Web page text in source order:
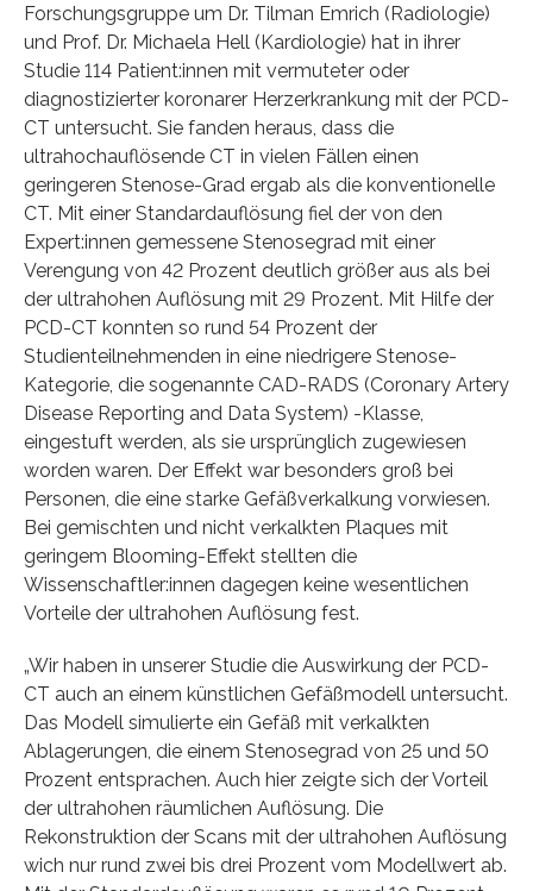
Forschungsgruppe um Dr. Tilman Emrich (Radiologie)
und Prof. Dr. Michaela Hell (Kardiologie) hat in ihrer
Studie 114 Patient:innen mit vermuteter oder
diagnostizierter koronarer Herzerkrankung mit der PCD-
CT untersucht. Sie fanden heraus, dass die
ultrahochauflösende CT in vielen Fällen einen
geringeren Stenose-Grad ergab als die konventionelle
CT. Mit einer Standardauflösung fiel der von den
Expert:innen gemessene Stenosegrad mit einer
Verengung von 42 Prozent deutlich größer aus als bei
der ultrahohen Auflösung mit 29 Prozent. Mit Hilfe der
PCD-CT konnten so rund 54 Prozent der
Studienteilnehmenden in eine niedrigere Stenose-
Kategorie, die sogenannte CAD-RADS (Coronary Artery
Disease Reporting and Data System) -Klasse,
eingestuft werden, als sie ursprünglich zugewiesen
worden waren. Der Effekt war besonders groß bei
Personen, die eine starke Gefäßverkalkung vorwiesen.
Bei gemischten und nicht verkalkten Plaques mit
geringem Blooming-Effekt stellten die
Wissenschaftler:innen dagegen keine wesentlichen
Vorteile der ultrahohen Auflösung fest.
„Wir haben in unserer Studie die Auswirkung der PCD-
CT auch an einem künstlichen Gefäßmodell untersucht.
Das Modell simulierte ein Gefäß mit verkalkten
Ablagerungen, die einem Stenosegrad von 25 und 50
Prozent entsprachen. Auch hier zeigte sich der Vorteil
der ultrahohen räumlichen Auflösung. Die
Rekonstruktion der Scans mit der ultrahohen Auflösung
wich nur rund zwei bis drei Prozent vom Modellwert ab.